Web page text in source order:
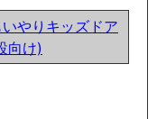
やりキッズドア
向け)